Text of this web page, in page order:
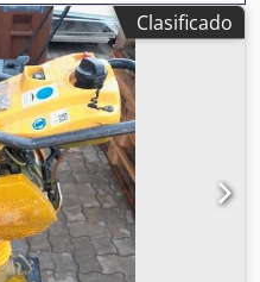
Clasificado